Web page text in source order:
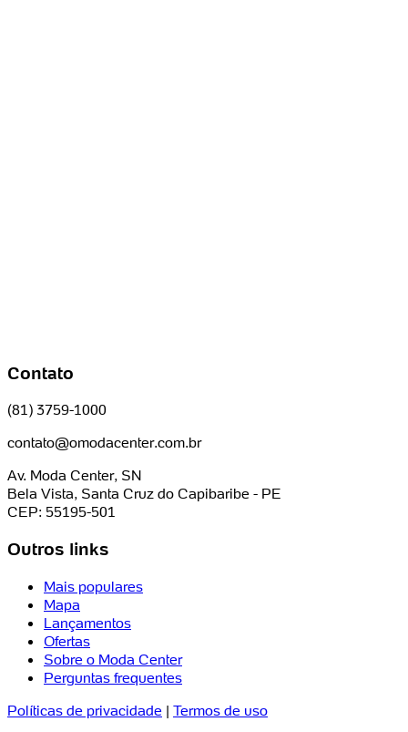
Contato
(81) 3759-1000
contato@omodacenter.com.br
Av. Moda Center, SN
Bela Vista, Santa Cruz do Capibaribe - PE
CEP: 55195-501
Outros links
Mais populares
Mapa
Lançamentos
Ofertas
Sobre o Moda Center
Perguntas frequentes
Políticas de privacidade | Termos de uso